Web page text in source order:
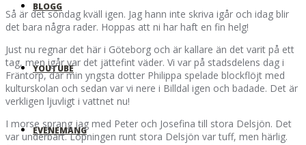
BLOGG
YOUTUBE
EVENEMANG
Så är det söndag kväll igen. Jag hann inte skriva igår och idag blir
det bara några rader. Hoppas att ni har haft en fin helg!
Just nu regnar det här i Göteborg och är kallare än det varit på ett
tag, men igår var det jättefint väder. Vi var på stadsdelens dag i
Fräntorp, där min yngsta dotter Philippa spelade blockflöjt med
kulturskolan och sedan var vi nere i Billdal igen och badade. Det är
verkligen ljuvligt i vattnet nu!
I morse sprang jag med Peter och Josefina till stora Delsjön. Det
var underbart. Löpningen runt stora Delsjön var tuff, men härlig.